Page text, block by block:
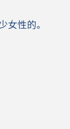
性的。